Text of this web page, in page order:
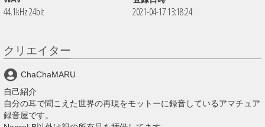
44.1kHz 24bit 2021-04-17 13:18:24
クリエイター
ChaChaMARU
自己紹介
自分の耳で聞こえた世界の再現をモットーに録音しているアマチュア
録音屋です。